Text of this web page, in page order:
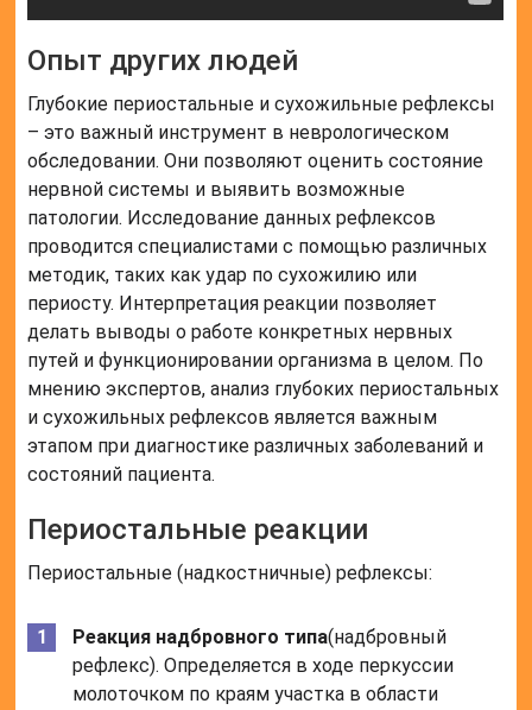
Опыт других людей
Глубокие периостальные и сухожильные рефлексы
– это важный инструмент в неврологическом
обследовании. Они позволяют оценить состояние
нервной системы и выявить возможные
патологии. Исследование данных рефлексов
проводится специалистами с помощью различных
методик, таких как удар по сухожилию или
периосту. Интерпретация реакции позволяет
делать выводы о работе конкретных нервных
путей и функционировании организма в целом. По
мнению экспертов, анализ глубоких периостальных
и сухожильных рефлексов является важным
этапом при диагностике различных заболеваний и
состояний пациента.
Периостальные реакции
Периостальные (надкостничные) рефлексы:
Реакция надбровного типа(надбровный
рефлекс). Определяется в ходе перкуссии
молоточком по краям участка в области